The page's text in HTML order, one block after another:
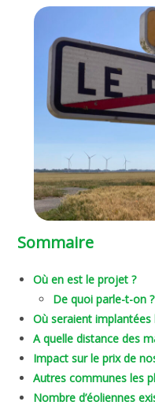
Sommaire
Où en est le projet ?
De quoi parle-t-on ?
Où seraient implantées
A quelle distance des
Impact sur le prix de
Autres communes les
Nombre d’éoliennes